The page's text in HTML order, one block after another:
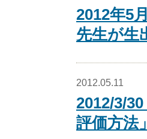
2012年5
先生が生
2012.05.11
2012/3/
評価方法